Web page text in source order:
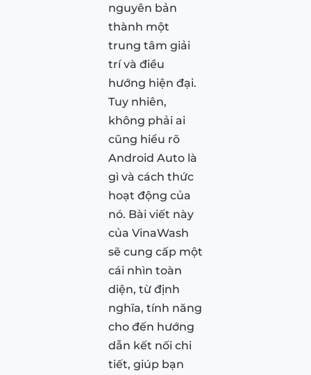
nguyên bản
thành một
trung tâm giải
trí và điều
hướng hiện đại.
Tuy nhiên,
không phải ai
cũng hiểu rõ
Android Auto là
gì và cách thức
hoạt động của
nó. Bài viết này
của VinaWash
sẽ cung cấp một
cái nhìn toàn
diện, từ định
nghĩa, tính năng
cho đến hướng
dẫn kết nối chi
tiết, giúp bạn